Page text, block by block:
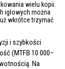
wielu kopii.
igłowych można
wkrótce trzymać
i szybkości
(MTFB 10 000–
Na